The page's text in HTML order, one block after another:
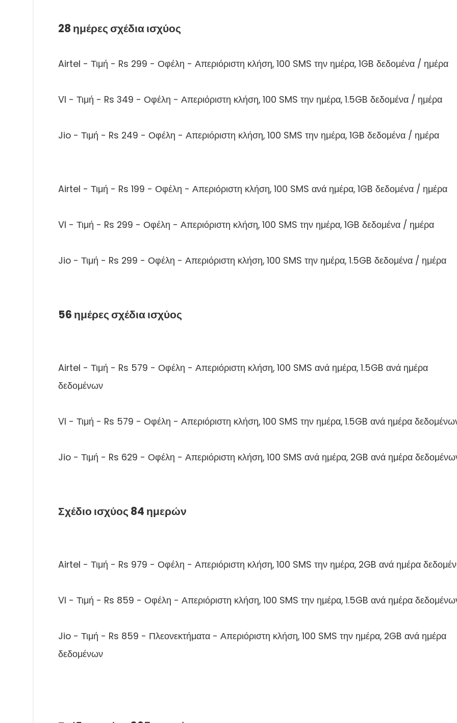
28 ημέρες σχέδια ισχύος
Airtel - Τιμή - Rs 299 - Οφέλη - Απεριόριστη κλήση, 100 SMS την ημέρα, 1GB δεδομένα / ημέρα
VI - Τιμή - Rs 349 - Οφέλη - Απεριόριστη κλήση, 100 SMS την ημέρα, 1.5GB δεδομένα / ημέρα
Jio - Τιμή - Rs 249 - Οφέλη - Απεριόριστη κλήση, 100 SMS την ημέρα, 1GB δεδομένα / ημέρα
Airtel - Τιμή - Rs 199 - Οφέλη - Απεριόριστη κλήση, 100 SMS ανά ημέρα, 1GB δεδομένα / ημέρα
VI - Τιμή - Rs 299 - Οφέλη - Απεριόριστη κλήση, 100 SMS την ημέρα, 1GB δεδομένα / ημέρα
Jio - Τιμή - Rs 299 - Οφέλη - Απεριόριστη κλήση, 100 SMS την ημέρα, 1.5GB δεδομένα / ημέρα
56 ημέρες σχέδια ισχύος
Airtel - Τιμή - Rs 579 - Οφέλη - Απεριόριστη κλήση, 100 SMS ανά ημέρα, 1.5GB ανά ημέρα
δεδομένων
VI - Τιμή - Rs 579 - Οφέλη - Απεριόριστη κλήση, 100 SMS την ημέρα, 1.5GB ανά ημέρα
Jio - Τιμή - Rs 629 - Οφέλη - Απεριόριστη κλήση, 100 SMS ανά ημέρα, 2GB ανά ημέρα
Σχέδιο ισχύος 84 ημερών
Airtel - Τιμή - Rs 979 - Οφέλη - Απεριόριστη κλήση, 100 SMS την ημέρα, 2GB ανά ημέρα
VI - Τιμή - Rs 859 - Οφέλη - Απεριόριστη κλήση, 100 SMS την ημέρα, 1.5GB ανά ημέρα
Jio - Τιμή - Rs 859 - Πλεονεκτήματα - Απεριόριστη κλήση, 100 SMS την ημέρα, 2GB ανά ημέρα
δεδομένων